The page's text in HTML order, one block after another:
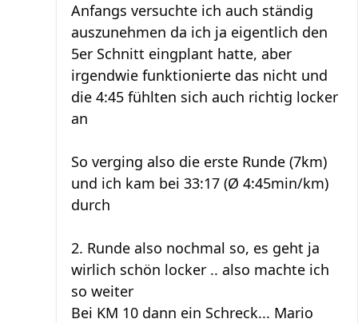
Anfangs versuchte ich auch ständig
auszunehmen da ich ja eigentlich den
5er Schnitt eingplant hatte, aber
irgendwie funktionierte das nicht und
die 4:45 fühlten sich auch richtig locker
an
So verging also die erste Runde (7km)
und ich kam bei 33:17 (Ø 4:45min/km)
durch
2. Runde also nochmal so, es geht ja
wirlich schön locker .. also machte ich
so weiter
Bei KM 10 dann ein Schreck... Mario